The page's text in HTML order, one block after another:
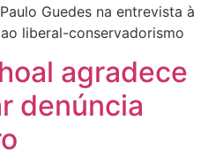
Guedes na entrevista à
ao liberal-conservadorismo
agradece
denúncia